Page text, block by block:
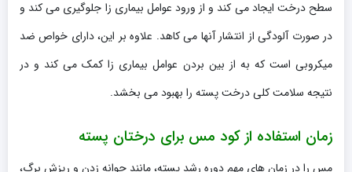
سطح درخت ایجاد می کند و از ورود عوامل بیماری زا جلوگیری می کند و
در صورت آلودگی از انتشار آنها می کاهد. علاوه بر این، دارای خواص ضد
میکروبی است که به از بین بردن عوامل بیماری زا کمک می کند و در
نتیجه سلامت کلی درخت پسته را بهبود می بخشد.
زمان استفاده از کود مس برای درختان پسته
مس را در زمان های مهم دوره رشد پسته، مانند جوانه زدن و ریزش برگ،